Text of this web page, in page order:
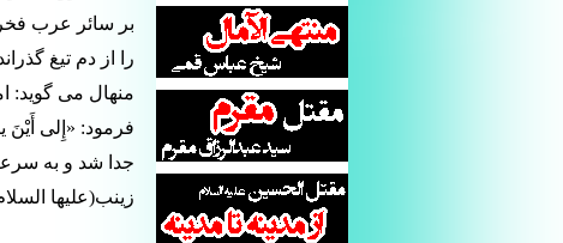
بر سائر عرب فخر
را از دم تيغ
منهال مى گويد:
فرمود: «إِلى أَيْنَ
جدا شد و به
زينب(عليها السلام)